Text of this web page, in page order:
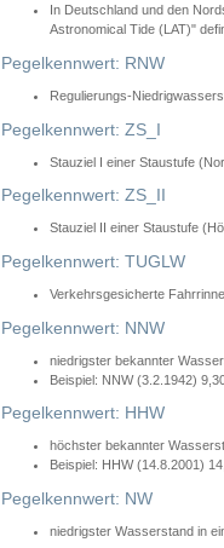
In Deutschland und den
Astronomical Tide (LAT)"
Pegelkennwert: RNW
Regulierungs-
Pegelkennwert: ZS_I
Stauziel I einer Staustufe
Pegelkennwert: ZS_II
Stauziel II einer Staustufe
Pegelkennwert: TUGLW
Verkehrsgesicherte
Pegelkennwert: NNW
niedrigster bekannter
Beispiel: NNW (3.2.1942)
Pegelkennwert: HHW
höchster bekannter
Beispiel: HHW (14.8.2001)
Pegelkennwert: NW
niedrigster Wasserstand in